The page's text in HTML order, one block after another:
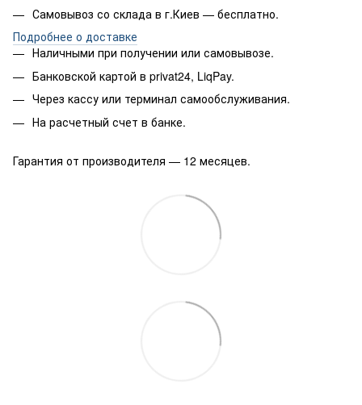
Самовывоз со склада в г.Киев — бесплатно.
Подробнее о доставке
Наличными при получении или самовывозе.
Банковской картой в privat24, LiqPay.
Через кассу или терминал самообслуживания.
На расчетный счет в банке.
Гарантия от производителя — 12 месяцев.